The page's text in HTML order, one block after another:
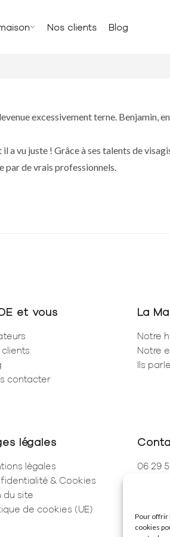
Pour offrir
cookies
Nos clients Blog
excessivement terne. Benjamin,
a vu juste ! Grâce à ses talents de
par de vrais professionnels.
et vous
clients
contacter
La
Notre
Notre
Ils
légales
légales
& Cookies
du site
de cookies (UE)
06 29
250